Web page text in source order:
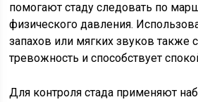
помогают стаду следовать по
физического давления.
запахов или мягких звуков также
тревожность и способствует
Для контроля стада применяют